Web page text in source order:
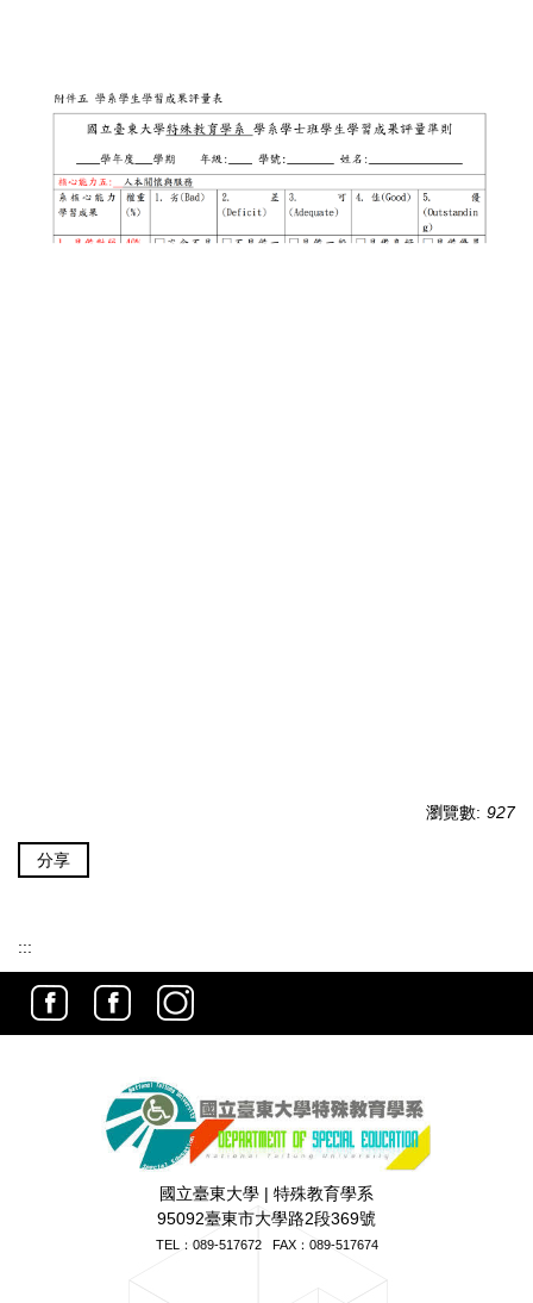
瀏覽數: 927
分享
:::
國立臺東大學 | 特殊教育學系
95092臺東市大學路2段369號
TEL： 089-517672FAX：089-517674